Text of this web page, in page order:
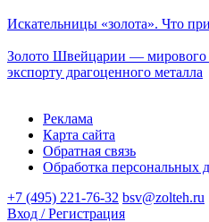
Искательницы «золота». Что
Золото Швейцарии — мирового
экспорту драгоценного металла
Реклама
Карта сайта
Обратная связь
Обработка персональных
+7 (495) 221-76-32 bsv@zolteh.ru
Вход / Регистрация